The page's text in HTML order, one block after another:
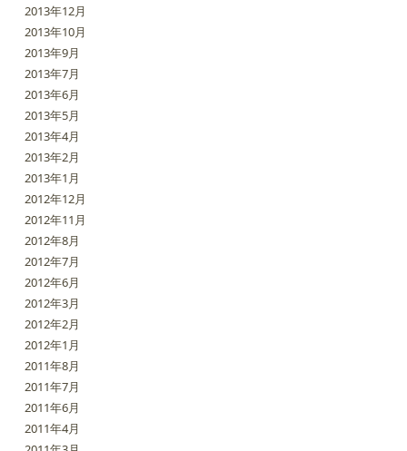
2013年12月
2013年10月
2013年9月
2013年7月
2013年6月
2013年5月
2013年4月
2013年2月
2013年1月
2012年12月
2012年11月
2012年8月
2012年7月
2012年6月
2012年3月
2012年2月
2012年1月
2011年8月
2011年7月
2011年6月
2011年4月